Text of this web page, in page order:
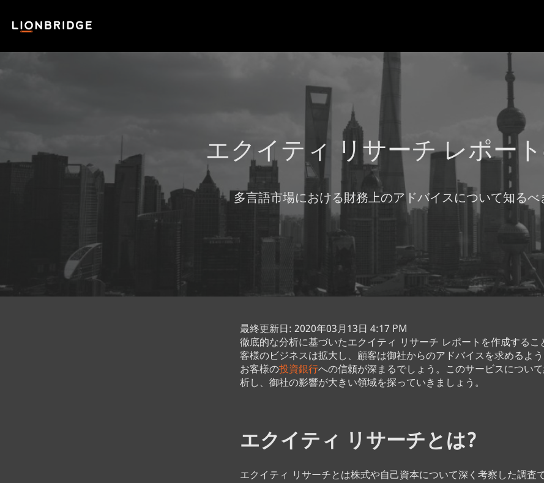
エクイティ リサーチ レポー
多言語市場における財務上のアドバイスについて知るべ
最終更新日: 2020年03月13日 4:17 PM
徹底的な分析に基づいたエクイティ リサーチ レポートを作成するこ
客様のビジネスは拡大し、顧客は御社からのアドバイスを求めるよう
お客様の投資銀行への信頼が深まるでしょう。このサービスについ
析し、御社の影響が大きい領域を探っていきましょう。
エクイティ リサーチとは?
エクイティ リサーチとは株式や自己資本について深く考察した調査で